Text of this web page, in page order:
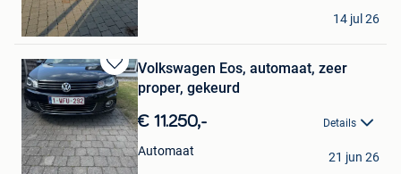
Kris
Denderleeuw
14 jul 26
Bewaren
in
Mijn
Favorieten
Volkswagen Eos, automaat, zeer
proper, gekeurd
€ 11.250,- Details
Automaat
Fm
Lommel
21 jun 26